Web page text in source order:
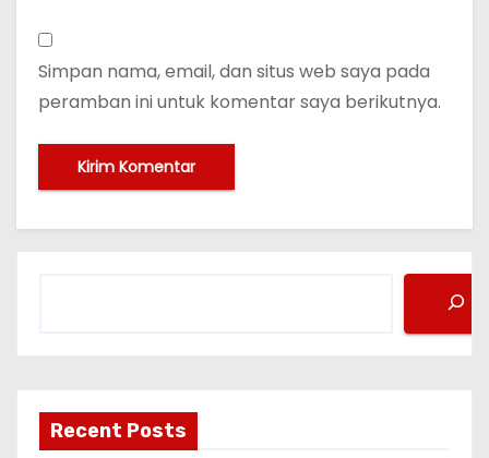
Simpan nama, email, dan situs web saya pada
peramban ini untuk komentar saya berikutnya.
Recent Posts